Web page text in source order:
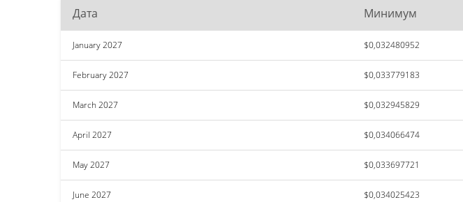
Дата Минимум
January 2027 $0,032480952
February 2027 $0,033779183
March 2027 $0,032945829
April 2027 $0,034066474
May 2027 $0,033697721
June 2027 $0,034025423